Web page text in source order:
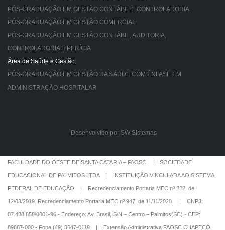
PÓS-GRADUAÇÃO EM GESTÃO CONTÁBIL E CONTROLADORIA
PÓS-GRADUAÇÃO EM GESTÃO COMERCIAL
PÓS-GRADUAÇÃO EM GESTÃO CONTÁBIL, AUDITORIA,
CONTROLADORIA E PERÍCIA
Área de Saúde e Gestão
PÓS-GRADUAÇÃO EM GESTÃO DA SÁUDE COM ÊNFASE EM
ADMINISTRAÇÃO HOSPITALAR
Desenvolvido por SW Sistemas
FACULDADE DO OESTE DE SANTA CATARIA – FAOSC | SOCIEDADE
EDUCACIONAL DE PALMITOS LTDA | INSTITUIÇÃO VINCULADA AO SISTEMA
FEDERAL DE EDUCAÇÃO | Recredenciamento Portaria MEC nº 222, de
12/03/2019. Recredenciamento Portaria MEC nº 947, de 11/11/2020. | CNPJ:
07.488.858/0001-96 - Endereço: Av. Brasil, S/N – Centro – Palmitos(SC) - CEP:
89887-000 - Fone (49) 3647-0119 | Extensão Administrativa FAOSC CHAPECÓ